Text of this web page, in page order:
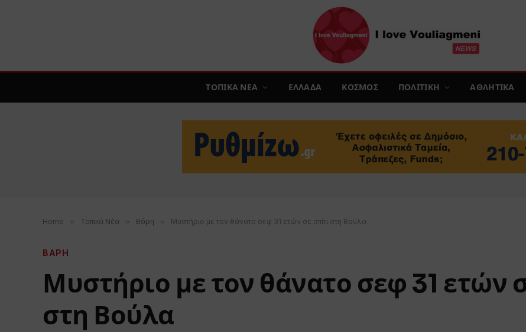
ΤΟΠΙΚΑ ΝΕΑ ΕΛΛΑΔΑ ΚΟΣΜΟΣ ΠΟΛΙΤΙΚΗ ΑΘΛΗΤΙΚΑ
Home » Τοπικά Νέα » Βάρη » Μυστήριο με τον θάνατο σεφ 31 ετών σε σπίτι στη Βούλα
ΒΑΡΗ
Μυστήριο με τον θάνατο σεφ 31 ετών
στη Βούλα